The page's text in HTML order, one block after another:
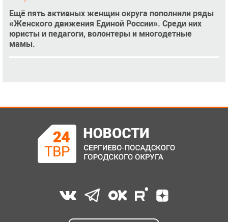
Ещё пять активных женщин округа пополнили ряды
«Женского движения Единой России». Среди них
юристы и педагоги, волонтеры и многодетные
мамы.